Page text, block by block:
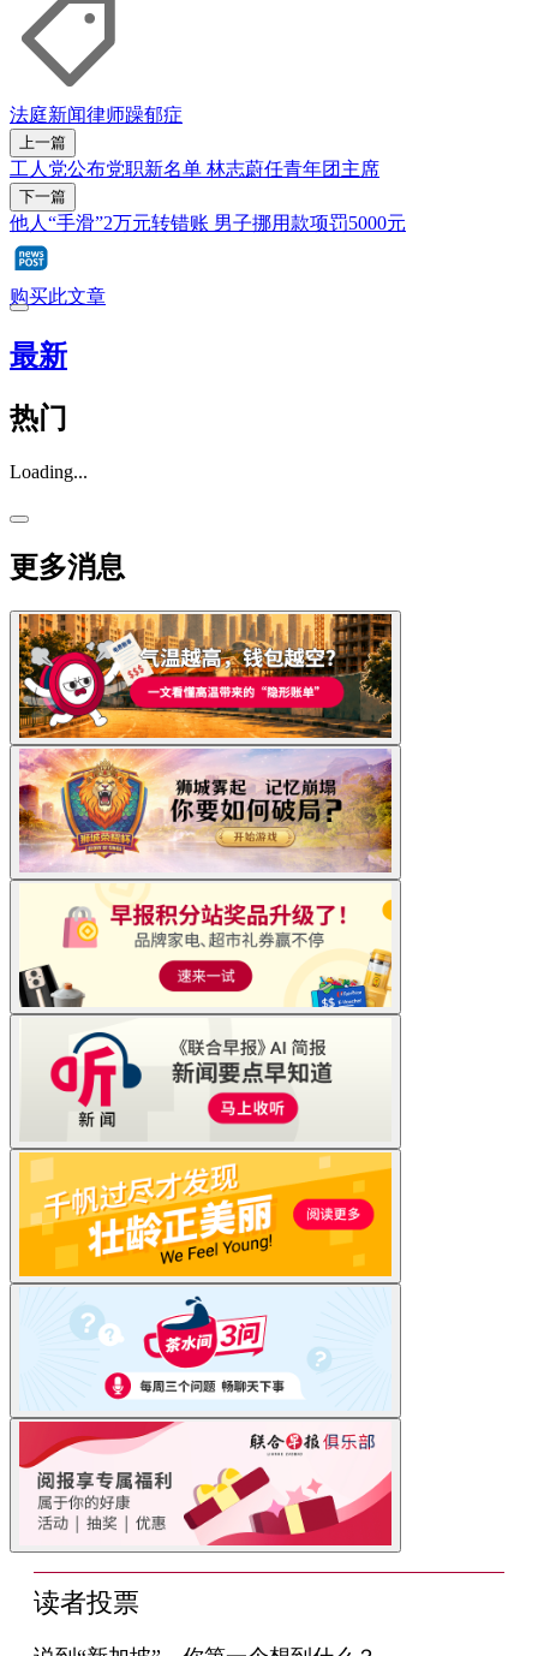
法庭新闻律师躁郁症
上一篇
工人党公布党职新名单 林志蔚任青年团主席
下一篇
他人“手滑”2万元转错账 男子挪用款项罚5000元
购买此文章
最新
热门
Loading...
更多消息